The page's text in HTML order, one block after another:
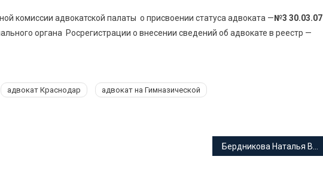
комиссии адвокатской палаты о присвоении статуса адвоката —№3 30.03.07
органа Росрегистрации о внесении сведений об адвокате в реестр —
адвокат Краснодар
адвокат на Гимназической